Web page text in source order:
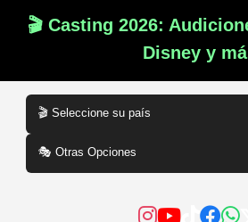
🎬 Casting 2026:
Disney y